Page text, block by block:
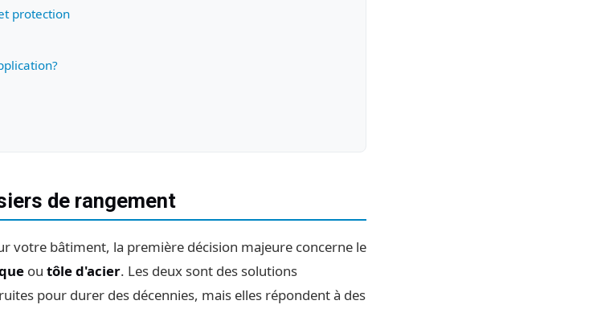
protection
de rangement
votre bâtiment, la première décision majeure concerne le
ou tôle d'acier. Les deux sont des solutions
pour durer des décennies, mais elles répondent à des